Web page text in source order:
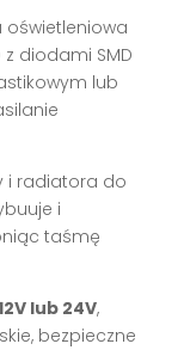
z diodami SMD
lub
i radiatora do
i
taśmę
lub 24V,
bezpieczne